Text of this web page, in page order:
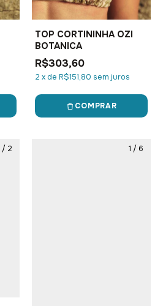
TOP CORTININHA OZI
BOTANICA
R$303,60
2 xde R$151,80 sem juros
COMPRAR
/ 2 1 / 6